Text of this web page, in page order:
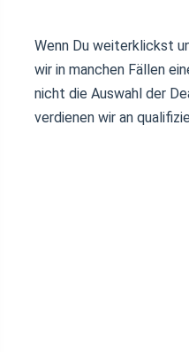
Wenn Du weiterklickst
wir in manchen Fällen
nicht die Auswahl der
verdienen wir an